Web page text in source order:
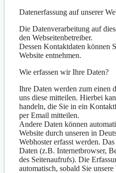
Datenerfassung auf unserer
Die Datenverarbeitung auf
den Webseitenbetreiber.
Dessen Kontaktdaten können
Website entnehmen.
Wie erfassen wir Ihre Daten?
Ihre Daten werden zum einen
uns diese mitteilen. Hierbei
handeln, die Sie in ein
per Email mitteilen.
Andere Daten können
Website durch unseren in
Webhoster erfasst werden.
Daten (z.B. Internetbrowser,
des Seitenaufrufs). Die
automatisch, sobald Sie unsere